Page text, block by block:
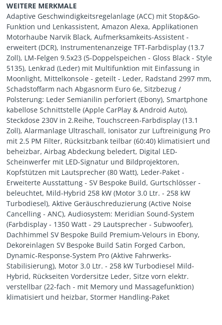
WEITERE MERKMALE
Adaptive Geschwindigkeitsregelanlage (ACC) mit Stop&Go-
Funktion und Lenkassistent, Amazon Alexa, Applikationen
Motorhaube Narvik Black, Aufmerksamkeits-Assistent -
erweitert (DCR), Instrumentenanzeige TFT-Farbdisplay (13.7
Zoll), LM-Felgen 9.5x23 (5-Doppelspeichen - Gloss Black - Style
5135), Lenkrad (Leder) mit Multifunktion mit Einfassung in
Moonlight, Mittelkonsole - geteilt - Leder, Radstand 2997 mm,
Schadstoffarm nach Abgasnorm Euro 6e, Sitzbezug /
Polsterung: Leder Semianilin perforiert (Ebony), Smartphone
kabellose Schnittstelle (Apple CarPlay & Android Auto),
Steckdose 230V in 2.Reihe, Touchscreen-Farbdisplay (13.1
Zoll), Alarmanlage Ultraschall, Ionisator zur Luftreinigung Pro
mit 2.5 PM Filter, Rücksitzbank teilbar (60:40) klimatisiert und
beheizbar, Airbag Abdeckung beledert, Digital LED-
Scheinwerfer mit LED-Signatur und Bildprojektoren,
Kopfstützen mit Lautsprecher (80 Watt), Leder-Paket -
Erweiterte Ausstattung - SV Bespoke Build, Gurtschlösser -
beleuchtet, Mild-Hybrid 258 kW (Motor 3.0 Ltr. - 258 kW
Turbodiesel), Aktive Geräuschreduzierung (Active Noise
Cancelling - ANC), Audiosystem: Meridian Sound-System
(Farbdisplay - 1350 Watt - 29 Lautsprecher - Subwoofer),
Dachhimmel SV Bespoke Build Premium-Velours in Ebony,
Dekoreinlagen SV Bespoke Build Satin Forged Carbon,
Dynamic-Response-System Pro (Aktive Fahrwerks-
Stabilisierung), Motor 3.0 Ltr. - 258 kW Turbodiesel Mild-
Hybrid, Rückseiten Vordersitze Leder, Sitze vorn elektr.
verstellbar (22-fach - mit Memory und Massagefunktion)
klimatisiert und heizbar, Stormer Handling-Paket